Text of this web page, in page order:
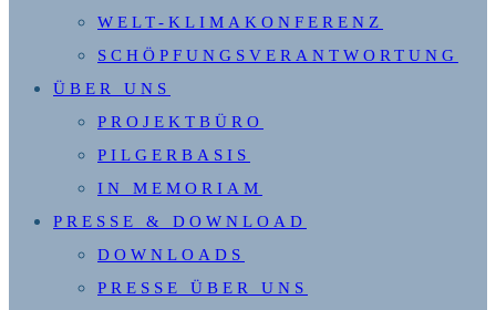
WELT-KLIMAKONFERENZ
SCHÖPFUNGSVERANTWORTUNG
ÜBER UNS
PROJEKTBÜRO
PILGERBASIS
IN MEMORIAM
PRESSE & DOWNLOAD
DOWNLOADS
PRESSE ÜBER UNS